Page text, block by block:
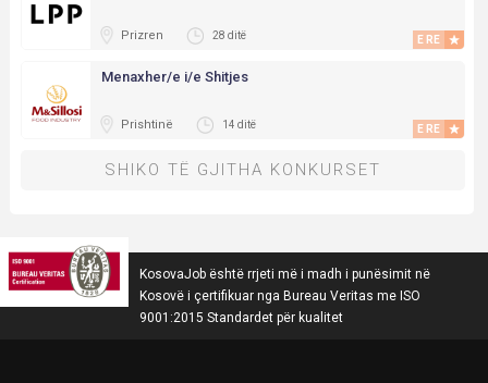
Prizren 28 ditë E RE
Menaxher/e i/e Shitjes
Prishtinë 14 ditë E RE
SHIKO TË GJITHA KONKURSET
KosovaJob është rrjeti më i madh i punësimit në
Kosovë i çertifikuar nga Bureau Veritas me ISO
9001:2015 Standardet për kualitet